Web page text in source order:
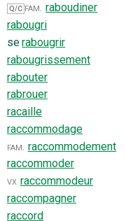
Q/C fam. raboudiner
rabougri
serabougrir
rabougrissement
rabouter
rabrouer
racaille
raccommodage
fam. raccommodement
raccommoder
vx raccommodeur
raccompagner
raccord